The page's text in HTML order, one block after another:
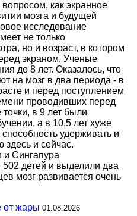
как экранное
мозга и будущей
исследование
не только
но и возраст, в котором
экраном. Ученые
до 8 лет. Оказалось, что
на мозг в два периода - в
и перед поступлением
проводивших перед
в 9 лет были
а в 10,5 лет хуже
удерживать и
и сейчас.
и Сингапура
детей и выделили два
мозг развивается очень
от жары 01.08.2026